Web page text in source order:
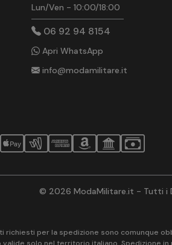
Lun/Ven - 10:00/18:00
06 92 94 8154
Apri WhatsApp
info@modamilitare.it
© 2026 ModaMilitare.it - Tutti i
per la spedizione sono comunque